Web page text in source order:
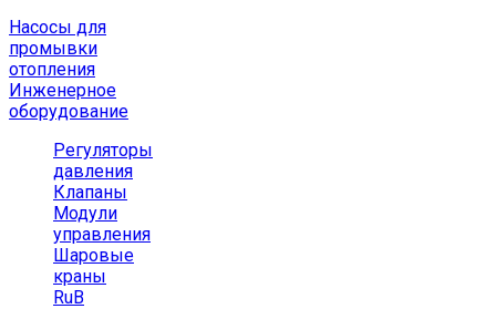
Насосы для
промывки
отопления
Инженерное
оборудование
Регуляторы
давления
Клапаны
Модули
управления
Шаровые
краны
RuB